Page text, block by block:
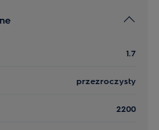
1.7
przezroczysty
2200